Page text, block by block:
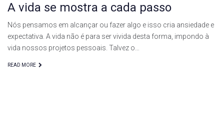
A vida se mostra a cada passo
Nós pensamos em alcançar ou fazer algo e isso cria ansiedade e
expectativa. A vida não é para ser vivida desta forma, impondo à
vida nossos projetos pessoais. Talvez o…
READ MORE